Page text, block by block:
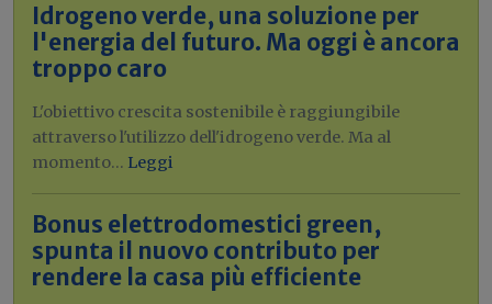
Idrogeno verde, una soluzione per
l'energia del futuro. Ma oggi è ancora
troppo caro
L'obiettivo crescita sostenibile è raggiungibile
attraverso l'utilizzo dell'idrogeno verde. Ma al
momento... Leggi
Bonus elettrodomestici green,
spunta il nuovo contributo per
rendere la casa più efficiente